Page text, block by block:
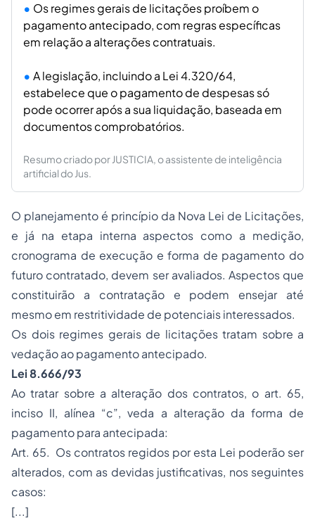
Os regimes gerais de licitações proíbem o
pagamento antecipado, com regras específicas
em relação a alterações contratuais.
A legislação, incluindo a Lei 4.320/64,
estabelece que o pagamento de despesas só
pode ocorrer após a sua liquidação, baseada em
documentos comprobatórios.
Resumo criado por JUSTICIA, o assistente de inteligência
artificial do Jus.
O planejamento é princípio da Nova Lei de Licitações,
e já na etapa interna aspectos como a medição,
cronograma de execução e forma de pagamento do
futuro contratado, devem ser avaliados. Aspectos que
constituirão a contratação e podem ensejar até
mesmo em restritividade de potenciais interessados.
Os dois regimes gerais de licitações tratam sobre a
vedação ao pagamento antecipado.
Lei 8.666/93
Ao tratar sobre a alteração dos contratos, o art. 65,
inciso II, alínea “c”, veda a alteração da forma de
pagamento para antecipada:
Art. 65. Os contratos regidos por esta Lei poderão ser
alterados, com as devidas justificativas, nos seguintes
casos:
[...]